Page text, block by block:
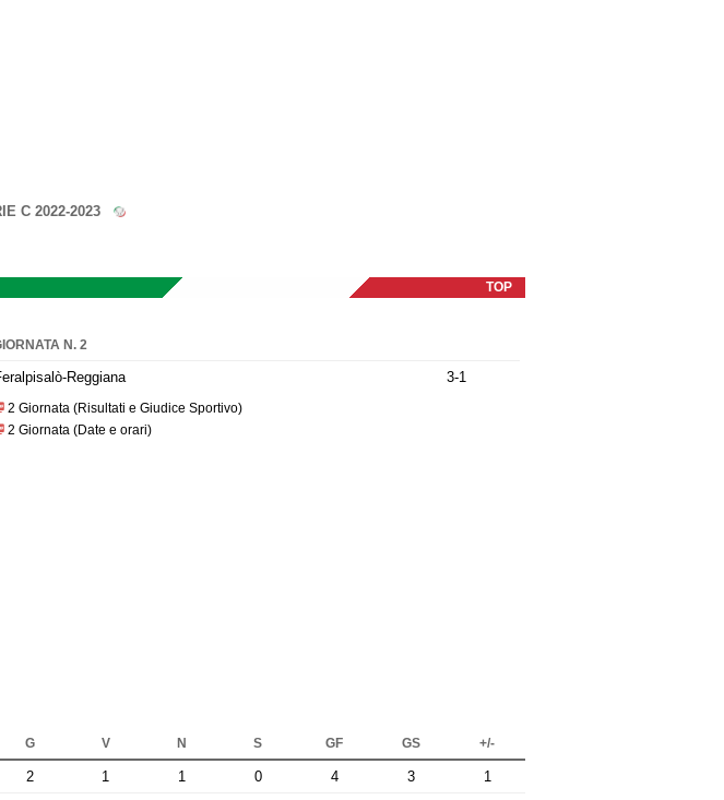
C 2022-2023
TOP
N. 2
Reggiana 3-1
2 Giornata (Risultati e Giudice Sportivo)
2 Giornata (Date e orari)
G V N S GF GS +/-
2 1 1 0 4 3
1